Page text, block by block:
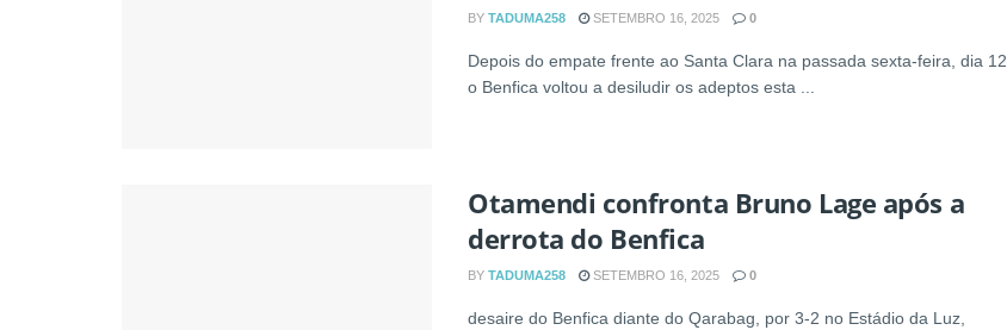
BY TADUMA258 SETEMBRO 16, 2025 0
Depois do empate frente ao Santa Clara na passada sexta-feira, dia 12,
o Benfica voltou a desiludir os adeptos esta ...
Otamendi confronta Bruno Lage após a
derrota do Benfica
BY TADUMA258 SETEMBRO 16, 2025 0
desaire do Benfica diante do Qarabag, por 3-2 no Estádio da Luz,